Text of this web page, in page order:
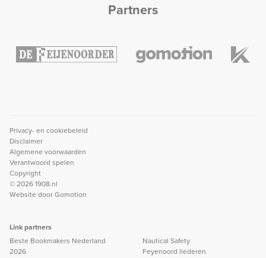
Partners
Privacy- en cookiebeleid
Disclaimer
Algemene voorwaarden
Verantwoord spelen
Copyright
© 2026 1908.nl
Website doorGomotion
Link partners
Beste Bookmakers Nederland
2026
Nautical Safety
Feyenoord liederen